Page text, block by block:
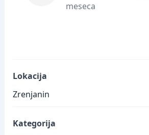
meseca
Lokacija
Zrenjanin
Kategorija